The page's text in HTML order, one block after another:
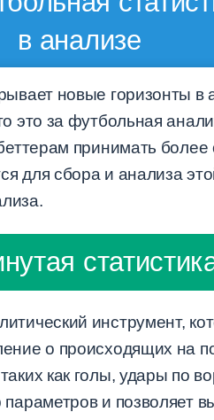
в анализе
новые горизонты в
за футбольная
принимать
для сбора и анализа
инструмент,
о происходящих на
как голы, удары по
и позволяет